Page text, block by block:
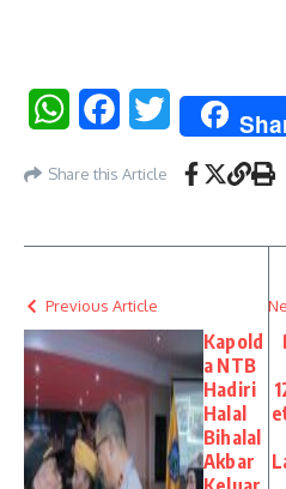
WhatsAppFacebookTwitter
Share this Article
Previous Article
Kapold
a NTB
Hadiri
Halal
Bihalal
Akbar